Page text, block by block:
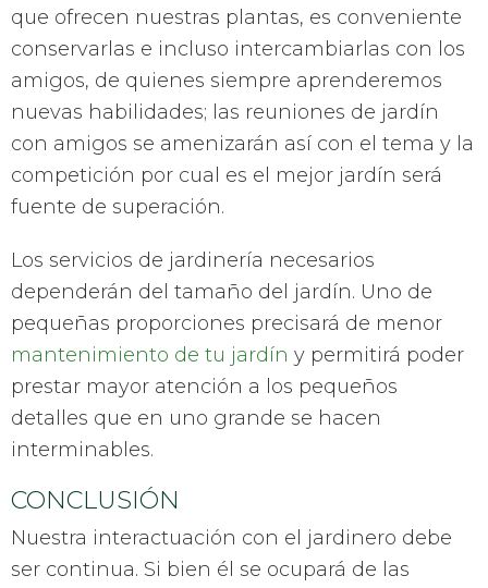
que ofrecen nuestras plantas, es conveniente
conservarlas e incluso intercambiarlas con los
amigos, de quienes siempre aprenderemos
nuevas habilidades; las reuniones de jardín
con amigos se amenizarán así con el tema y la
competición por cual es el mejor jardín será
fuente de superación.
Los servicios de jardinería necesarios
dependerán del tamaño del jardín. Uno de
pequeñas proporciones precisará de menor
mantenimiento de tu jardín y permitirá poder
prestar mayor atención a los pequeños
detalles que en uno grande se hacen
interminables.
CONCLUSIÓN
Nuestra interactuación con el jardinero debe
ser continua. Si bien él se ocupará de las